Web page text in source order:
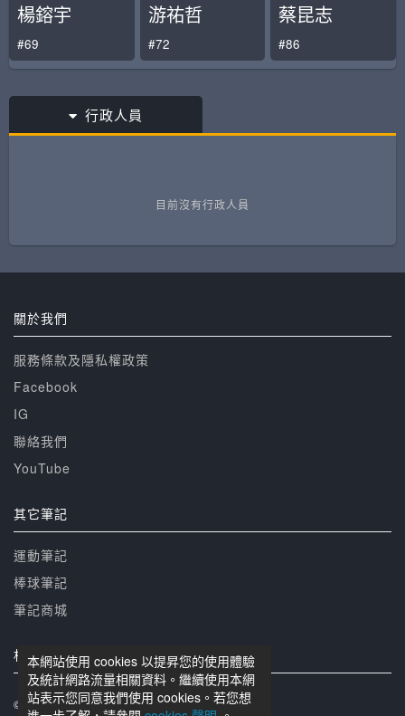
楊鎔宇
#69
游祐哲
#72
蔡昆志
#86
行政人員
目前沒有行政人員
本網站使用 cookies 以提昇您的使用體驗
及統計網路流量相關資料。繼續使用本網
站表示您同意我們使用 cookies。若您想
關於我們
服務條款及隱私權政策
Facebook
IG
聯絡我們
YouTube
其它筆記
運動筆記
棒球筆記
筆記商城
相關網站
© 籃球筆記 版權所有